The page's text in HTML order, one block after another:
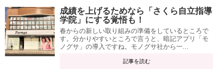
成績を上げるためなら「さくら自立指導
学院」にする覚悟も！
春からの新しい取り組みの準備をしているところで
す。分かりやすいところで言うと、暗記アプリ「モ
ノグサ」の導入ですね。モノグサ社から一...
記事を読む